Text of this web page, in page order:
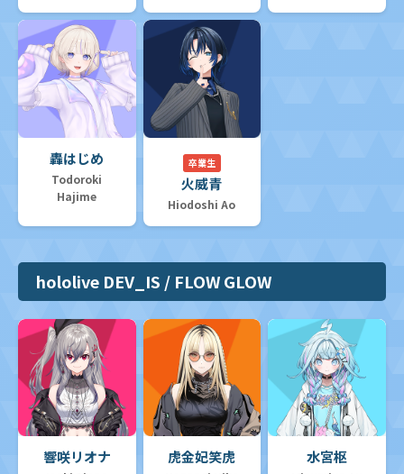
轟はじめ
Todoroki
Hajime
卒業生
火威青
Hiodoshi Ao
hololive DEV_IS / FLOW GLOW
響咲リオナ 虎金妃笑虎 水宮枢